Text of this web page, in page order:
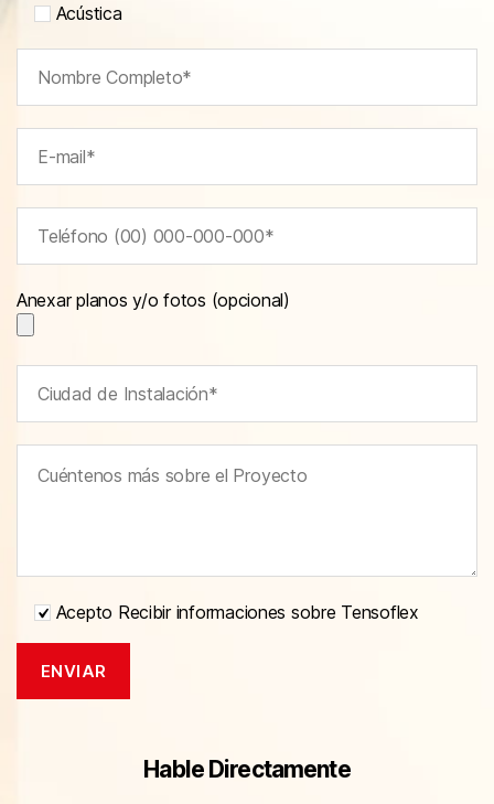
Acústica
Anexar planos y/o fotos (opcional)
Acepto Recibir informaciones sobre Tensoflex
Hable Directamente